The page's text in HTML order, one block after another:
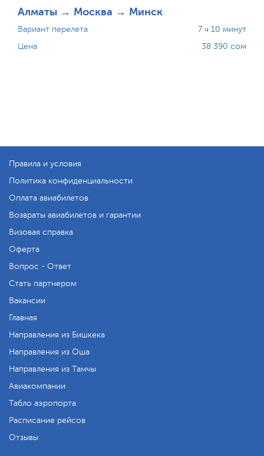
Алматы → Москва → Минск
Вариант перелета
Цена
7 ч 10 минут
38 390 сом
Правила и условия
Политика конфиденциальности
Оплата авиабилетов
Возвраты авиабилетов и гарантии
Визовая справка
Оферта
Вопрос - Ответ
Стать партнером
Вакансии
Главная
Направления из Бишкека
Направления из Оша
Направления из Тамчы
Авиакомпании
Табло аэропорта
Расписание рейсов
Отзывы